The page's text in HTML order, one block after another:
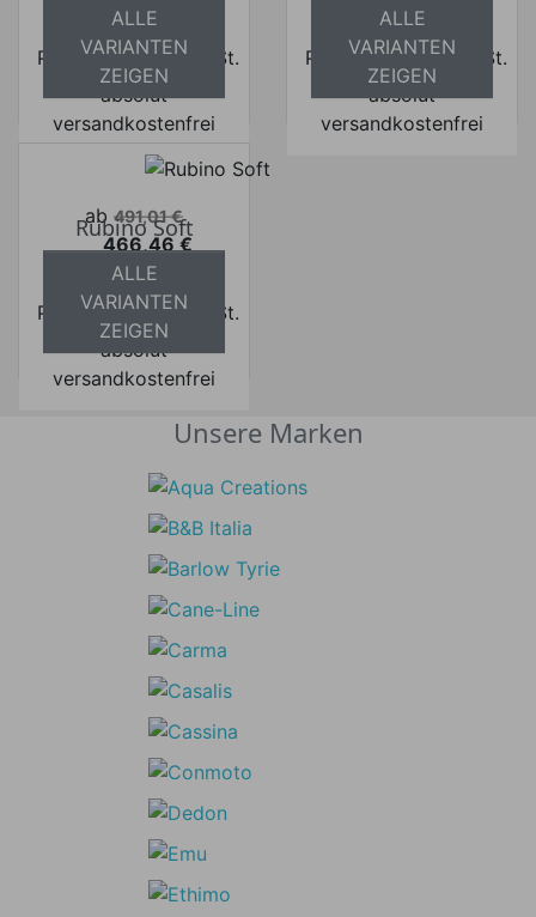
Ihr Spar-Preis
Preise inkl. ges. MwSt.
absolut
versandkostenfrei
ALLE
VARIANTEN
ZEIGEN
Ihr Spar-Preis
Preise inkl. ges. MwSt.
absolut
versandkostenfrei
ALLE
VARIANTEN
ZEIGEN
Verkaufspreis
ab 491,01 €
Preis
466,46 €
Ihr Spar-Preis
Preise inkl. ges. MwSt.
absolut
versandkostenfrei
Rubino Soft
ALLE
VARIANTEN
ZEIGEN
Unsere Marken